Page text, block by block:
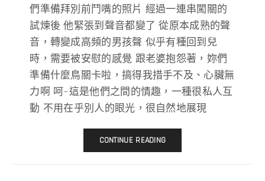
們準備拜別前鬥嘴的照片 經過一連串闖關的
試煉後 他緊張到聲音都變了 從原本成熟的聲
音，轉變成高頻的男孩聲 似乎有種回到兒
時，需要被安慰的感覺 跟老婆抱怨著，妳們
準備什麼鳥關卡啦，搞得我措手不及、心臟無
力啊 呵~這是他們之間的情趣，一種很私人互
動 不用在乎別人的眼光，很自然地展現
CONTINUE READING